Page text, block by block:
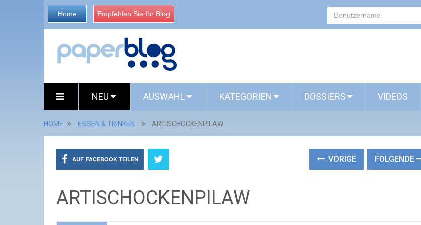
Home Empfehlen Sie Ihr Blog
NEU AUSWAHL KATEGORIEN DOSSIERS VIDEOS
HOME ESSEN & TRINKEN ARTISCHOCKENPILAW
AUF FACEBOOK TEILEN VORIGE FOLGENDE
ARTISCHOCKENPILAW